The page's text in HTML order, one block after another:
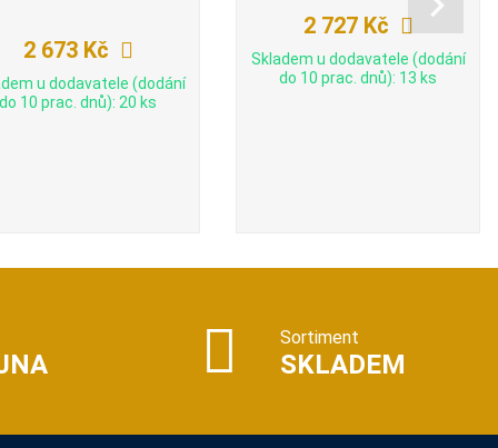
2 673 Kč
u dodavatele (dodání
do 10 prac. dnů): 20 ks
2 727 Kč
Skladem u dodavatele (dodání
do 10 prac. dnů): 13 ks
Sortiment
SKLADEM